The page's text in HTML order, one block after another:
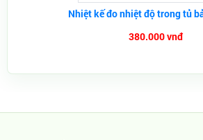
Nhiệt kế đo nhiệt độ trong tủ
380.000 vnđ